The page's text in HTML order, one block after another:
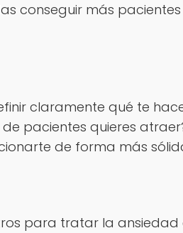
conseguir más
claramente qué te
pacientes quieres
de forma más
para tratar la ansiedad